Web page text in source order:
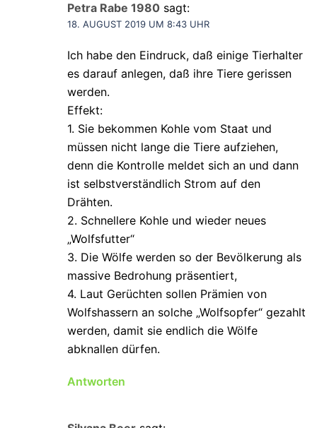
Petra Rabe 1980 sagt:
18. AUGUST 2019 UM 8:43 UHR
Ich habe den Eindruck, daß einige Tierhalter
es darauf anlegen, daß ihre Tiere gerissen
werden.
Effekt:
1. Sie bekommen Kohle vom Staat und
müssen nicht lange die Tiere aufziehen,
denn die Kontrolle meldet sich an und dann
ist selbstverständlich Strom auf den
Drähten.
2. Schnellere Kohle und wieder neues
„Wolfsfutter“
3. Die Wölfe werden so der Bevölkerung als
massive Bedrohung präsentiert,
4. Laut Gerüchten sollen Prämien von
Wolfshassern an solche „Wolfsopfer“ gezahlt
werden, damit sie endlich die Wölfe
abknallen dürfen.
Antworten